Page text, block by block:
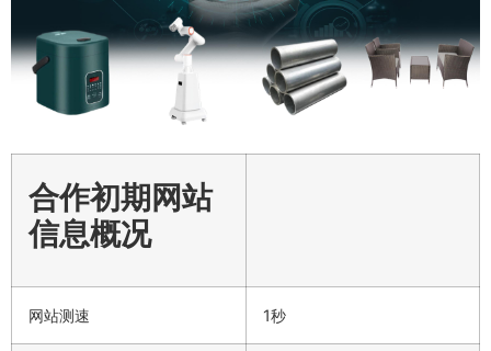
合作初期网站
信息概况
网站测速 1秒